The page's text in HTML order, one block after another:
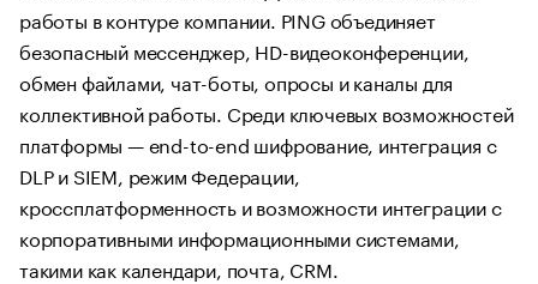
работы в контуре компании. PING объединяет
безопасный мессенджер, HD-видеоконференции,
обмен файлами, чат-боты, опросы и каналы для
коллективной работы. Среди ключевых возможностей
платформы — end-to-end шифрование, интеграция с
DLP и SIEM, режим Федерации,
кроссплатформенность и возможности интеграции с
корпоративными информационными системами,
такими как календари, почта, CRM.